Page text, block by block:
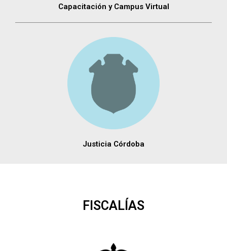
Capacitación y Campus Virtual
Justicia Córdoba
FISCALÍAS